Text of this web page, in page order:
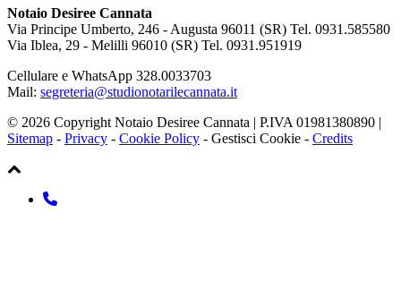
Notaio Desiree Cannata
Via Principe Umberto, 246 - Augusta 96011 (SR) Tel. 0931.585580
Via Iblea, 29 - Melilli 96010 (SR) Tel. 0931.951919
Cellulare e WhatsApp 328.0033703
Mail: segreteria@studionotarilecannata.it
© 2026 Copyright Notaio Desiree Cannata | P.IVA 01981380890 |
Sitemap - Privacy - Cookie Policy - Gestisci Cookie - Credits